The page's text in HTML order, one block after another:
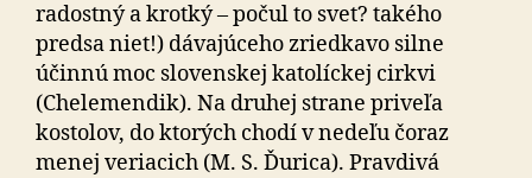
radostný a krotký – počul to svet? takého
predsa niet!) dávajúceho zriedkavo silne
účinnú moc slovenskej katolíckej cirkvi
(Chelemendik). Na druhej strane priveľa
kostolov, do ktorých chodí v nedeľu čoraz
menej veriacich (M. S. Ďurica). Pravdivá